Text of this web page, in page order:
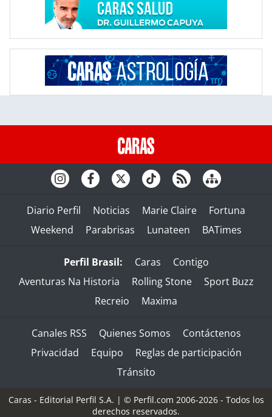
Diario Perfil Noticias Marie Claire
Fortuna
Weekend
Parabrisas Lunateen BATimes
Perfil Brasil: Caras
Contigo
Aventuras Na Historia
Rolling Stone
Sport Buzz
Recreio
Maxima
Canales RSS Quienes Somos
Contáctenos
Privacidad
Equipo
Reglas de participación
Tránsito
Caras - Editorial Perfil S.A. | © Perfil.com 2006-2026 - Todos los
derechos reservados.